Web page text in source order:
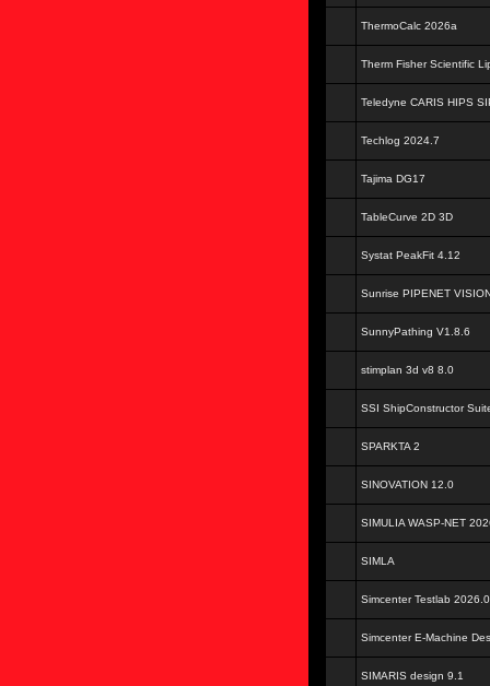
ThermoCalc 2026a
Therm Fisher Scientific
Teledyne CARIS HIPS
Techlog 2024.7
Tajima DG17
TableCurve 2D 3D
Systat PeakFit 4.12
Sunrise PIPENET
SunnyPathing V1.8.6
stimplan 3d v8 8.0
SSI ShipConstructor
SPARKTA 2
SINOVATION 12.0
SIMULIA WASP-NET
SIMLA
Simcenter Testlab
Simcenter E-Machine
SIMARIS design 9.1